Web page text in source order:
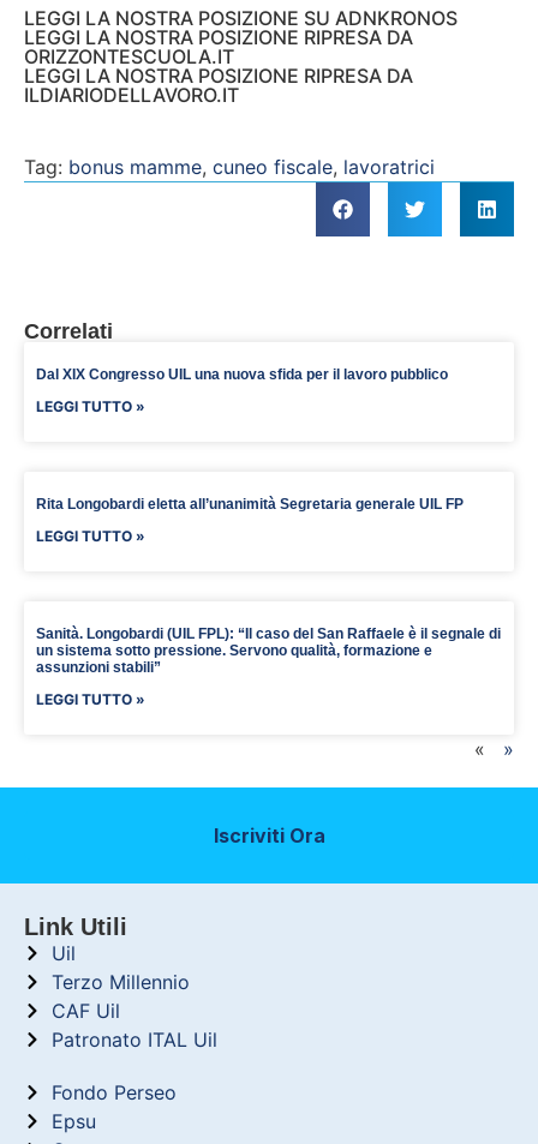
LEGGI LA NOSTRA POSIZIONE SU ADNKRONOS
LEGGI LA NOSTRA POSIZIONE RIPRESA DA
ORIZZONTESCUOLA.IT
LEGGI LA NOSTRA POSIZIONE RIPRESA DA
ILDIARIODELLAVORO.IT
Tag: bonus mamme, cuneo fiscale, lavoratrici
Correlati
Dal XIX Congresso UIL una nuova sfida per il lavoro pubblico
LEGGI TUTTO »
Rita Longobardi eletta all’unanimità Segretaria generale UIL FP
LEGGI TUTTO »
Sanità. Longobardi (UIL FPL): “Il caso del San Raffaele è il segnale di
un sistema sotto pressione. Servono qualità, formazione e
assunzioni stabili”
LEGGI TUTTO »
« »
Iscriviti Ora
Link Utili
Uil
Terzo Millennio
CAF Uil
Patronato ITAL Uil
Fondo Perseo
Epsu